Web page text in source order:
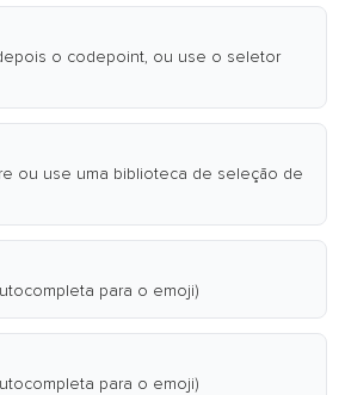
o codepoint, ou use o seletor
ou use uma biblioteca de seleção de
para o emoji)
para o emoji)